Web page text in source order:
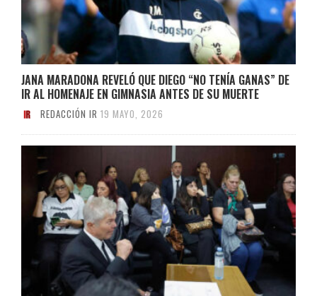
JANA MARADONA REVELÓ QUE DIEGO “NO TENÍA GANAS” DE
IR AL HOMENAJE EN GIMNASIA ANTES DE SU MUERTE
REDACCIÓN IR 19 MAYO, 2026